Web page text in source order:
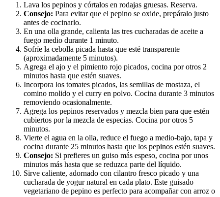
Lava los pepinos y córtalos en rodajas gruesas. Reserva.
Consejo: Para evitar que el pepino se oxide, prepáralo justo
antes de cocinarlo.
En una olla grande, calienta las tres cucharadas de aceite a
fuego medio durante 1 minuto.
Sofríe la cebolla picada hasta que esté transparente
(aproximadamente 5 minutos).
Agrega el ajo y el pimiento rojo picados, cocina por otros 2
minutos hasta que estén suaves.
Incorpora los tomates picados, las semillas de mostaza, el
comino molido y el curry en polvo. Cocina durante 3 minutos
removiendo ocasionalmente.
Agrega los pepinos reservados y mezcla bien para que estén
cubiertos por la mezcla de especias. Cocina por otros 5
minutos.
Vierte el agua en la olla, reduce el fuego a medio-bajo, tapa y
cocina durante 25 minutos hasta que los pepinos estén suaves.
Consejo: Si prefieres un guiso más espeso, cocina por unos
minutos más hasta que se reduzca parte del líquido.
Sirve caliente, adornado con cilantro fresco picado y una
cucharada de yogur natural en cada plato. Este guisado
vegetariano de pepino es perfecto para acompañar con arroz o